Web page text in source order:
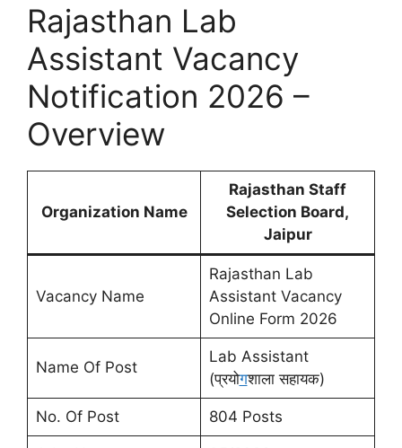
Rajasthan Lab
Assistant Vacancy
Notification 2026 –
Overview
Organization Name
Rajasthan Staff
Selection Board,
Jaipur
Vacancy Name
Rajasthan Lab
Assistant Vacancy
Online Form 2026
Name Of Post
Lab Assistant
(प्रयोगशाला सहायक)
No. Of Post 804 Posts